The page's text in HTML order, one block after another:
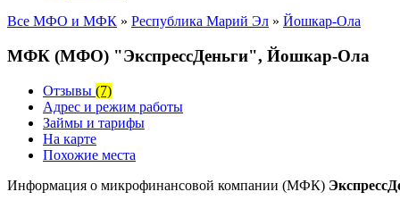
Все МФО и МФК » Республика Марий Эл » Йошкар-Ола
МФК (МФО) "ЭкспрессДеньги", Йошкар-Ола
Отзывы (7)
Адрес и режим работы
Займы и тарифы
На карте
Похожие места
Информация о микрофинансовой компании (МФК)